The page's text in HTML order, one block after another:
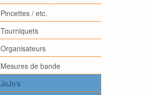
Pincettes / etc.
Tourniquets
Organisateurs
Mesures de bande
JoJo's